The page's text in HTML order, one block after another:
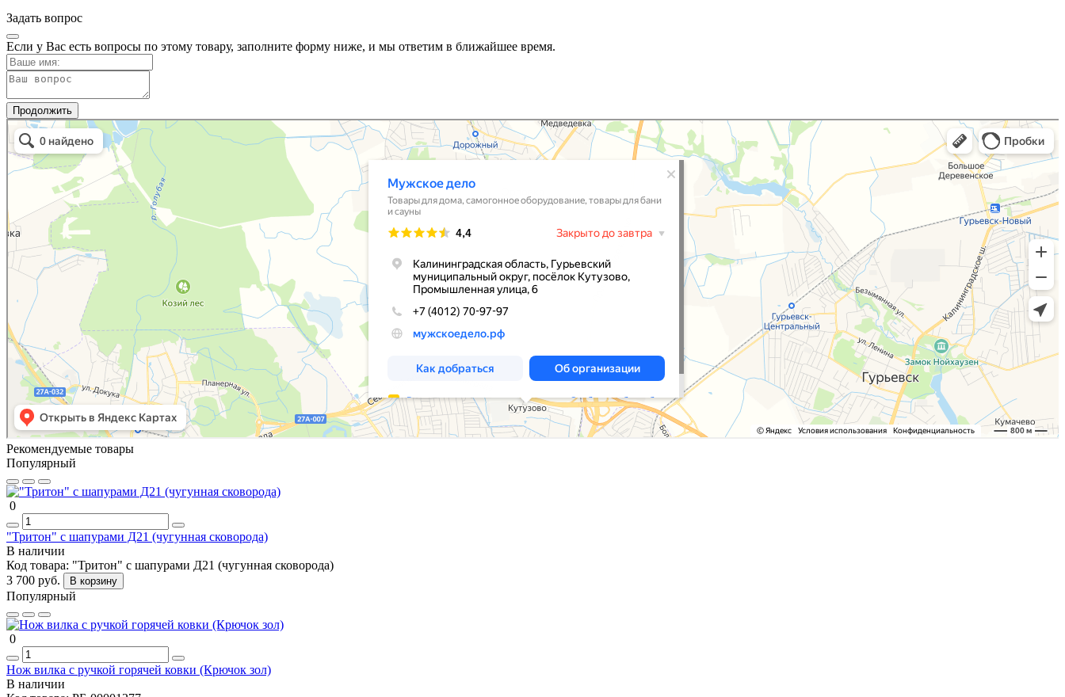
Задать вопрос
Если у Вас есть вопросы по этому товару, заполните форму ниже, и мы ответим в ближайшее время.
Продолжить
Мужское Дело
Товары для дома в Калининградской области
Самогонное оборудование в Калининградской области
Рекомендуемые товары
Популярный
0
"Тритон" с шапурами Д21 (чугунная сковорода)
В наличии
Код товара: "Тритон" с шапурами Д21 (чугунная сковорода)
3 700 руб.
В корзину
Популярный
0
Нож вилка с ручкой горячей ковки (Крючок зол)
В наличии